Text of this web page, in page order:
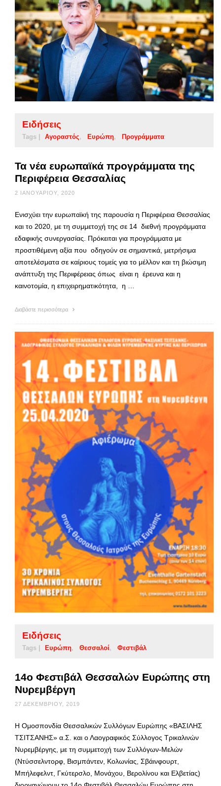
Ειδήσεις
Tags | Αγοραστός Ευρώπη Προγράμματα
Τα νέα ευρωπαϊκά προγράμματα της
Περιφέρεια Θεσσαλίας
2 ΙΑΝΟΥΑΡΊΟΥ, 2020
Ενισχύει την ευρωπαϊκή της παρουσία η Περιφέρεια Θεσσαλίας
και το 2020, με τη συμμετοχή της σε 14 διεθνή προγράμματα
εδαφικής συνεργασίας. Πρόκειται για προγράμματα με
προστιθέμενη αξία που οδηγούν σε σημαντικά, μετρήσιμα
αποτελέσματα σε καίριους τομείς για το μέλλον και τη βιώσιμη
ανάπτυξη της Περιφέρειας όπως είναι η έρευνα και η
καινοτομία, η επιχειρηματικότητα, η …
Διαβάστε περισσότερα
Ειδήσεις
Tags | Ευρώπη Θεσσαλοί Φεστιβάλ
14ο Φεστιβάλ Θεσσαλών Ευρώπης στη
Νυρεμβέργη
27 ΔΕΚΕΜΒΡΊΟΥ, 2019
Η Ομοσπονδία Θεσσαλικών Συλλόγων Ευρώπης «ΒΑΣΙΛΗΣ
ΤΣΙΤΣΑΝΗΣ» α.Σ. και ο Λαογραφικός Σύλλογος Τρικαλινών
Νυρεμβέργης, με τη συμμετοχή των Συλλόγων-Μελών
(Ντύσσελντορφ, Βισμπάντεν, Κολωνίας, Σβάινφουρτ,
Μπήλεφελντ, Γκύτερσλο, Μονάχου, Βερολίνου και Ελβετίας)